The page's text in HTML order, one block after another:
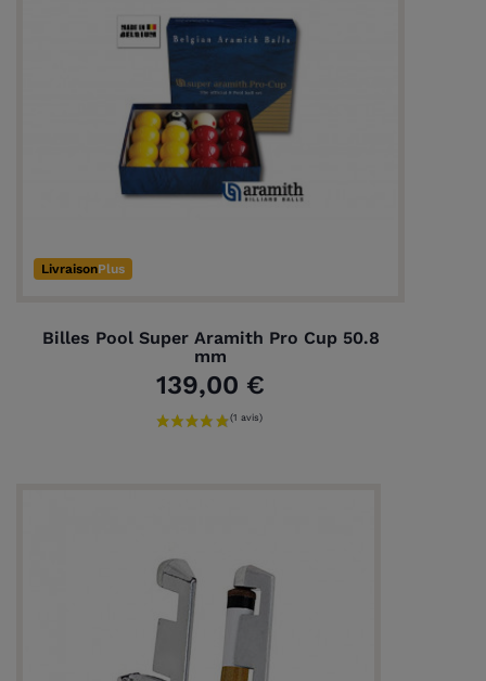
LivraisonPlus
Billes Pool Super Aramith Pro Cup 50.8
mm
139,00 €